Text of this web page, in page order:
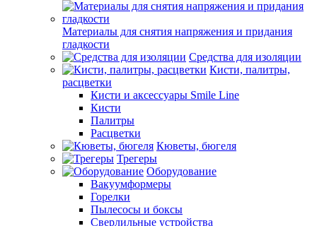
Материалы для снятия напряжения и придания
гладкости
Средства для изоляции
Кисти, палитры,
расцветки
Кисти и аксессуары Smile Line
Кисти
Палитры
Расцветки
Кюветы, бюгеля
Трегеры
Оборудование
Вакуумформеры
Горелки
Пылесосы и боксы
Сверлильные устройства